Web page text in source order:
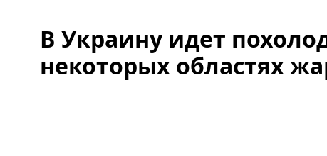
В Украину идет
некоторых областях